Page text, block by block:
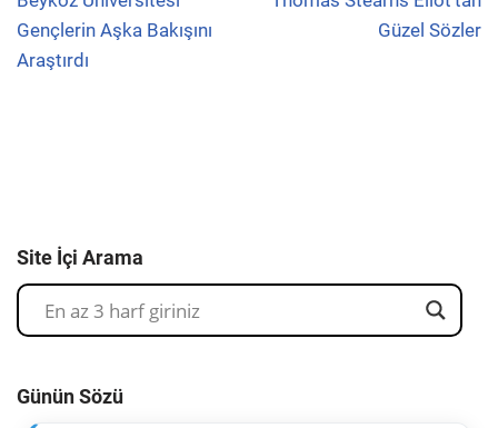
Gençlerin Aşka Bakışını
Araştırdı
Güzel Sözler
Site İçi Arama
Günün Sözü